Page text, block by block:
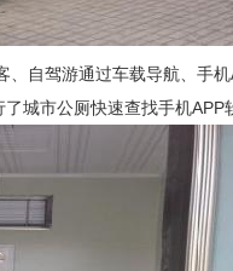
驾游通过车载导航、手机
城市公厕快速查找手机APP